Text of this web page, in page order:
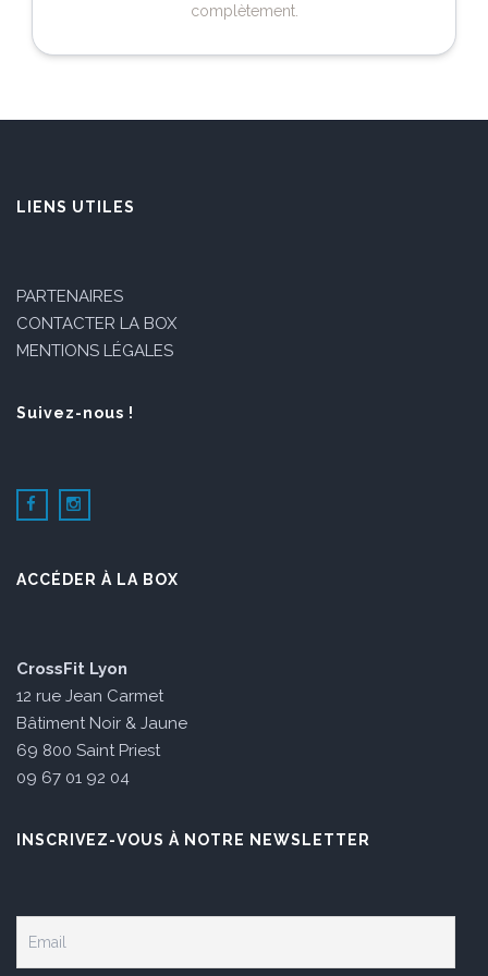
complètement.
LIENS UTILES
PARTENAIRES
CONTACTER LA BOX
MENTIONS LÉGALES
Suivez-nous !
ACCÉDER À LA BOX
CrossFit Lyon
12 rue Jean Carmet
Bâtiment Noir & Jaune
69 800 Saint Priest
09 67 01 92 04
INSCRIVEZ-VOUS À NOTRE NEWSLETTER